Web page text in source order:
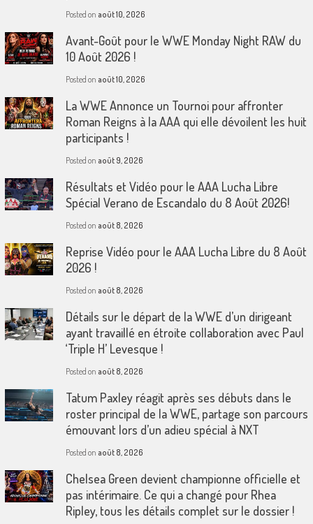
Posted on août 10, 2026
Avant-Goût pour le WWE Monday Night RAW du
10 Août 2026 !
Posted on août 10, 2026
La WWE Annonce un Tournoi pour affronter
Roman Reigns à la AAA qui elle dévoilent les huit
participants !
Posted on août 9, 2026
Résultats et Vidéo pour le AAA Lucha Libre
Spécial Verano de Escandalo du 8 Août 2026!
Posted on août 8, 2026
Reprise Vidéo pour le AAA Lucha Libre du 8 Août
2026 !
Posted on août 8, 2026
Détails sur le départ de la WWE d’un dirigeant
ayant travaillé en étroite collaboration avec Paul
‘Triple H’ Levesque !
Posted on août 8, 2026
Tatum Paxley réagit après ses débuts dans le
roster principal de la WWE, partage son parcours
émouvant lors d’un adieu spécial à NXT
Posted on août 8, 2026
Chelsea Green devient championne officielle et
pas intérimaire. Ce qui a changé pour Rhea
Ripley, tous les détails complet sur le dossier !